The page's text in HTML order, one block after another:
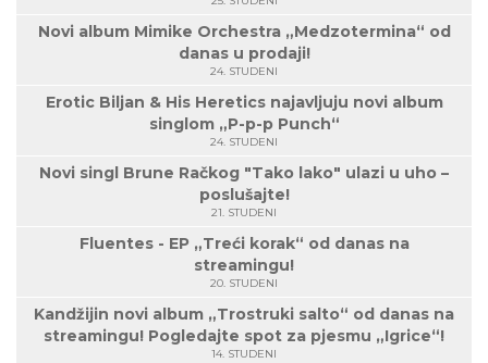
Novi album Mimike Orchestra „Medzotermina“ od
danas u prodaji!
24. STUDENI
Erotic Biljan & His Heretics najavljuju novi album
singlom „P-p-p Punch“
24. STUDENI
Novi singl Brune Račkog "Tako lako" ulazi u uho –
poslušajte!
21. STUDENI
Fluentes - EP „Treći korak“ od danas na
streamingu!
20. STUDENI
Kandžijin novi album „Trostruki salto“ od danas na
streamingu! Pogledajte spot za pjesmu „Igrice“!
14. STUDENI